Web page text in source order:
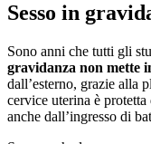
Sesso in
Sono anni che tutti gli
gravidanza non mette
dall’esterno, grazie alla
cervice uterina è
anche dall’ingresso di